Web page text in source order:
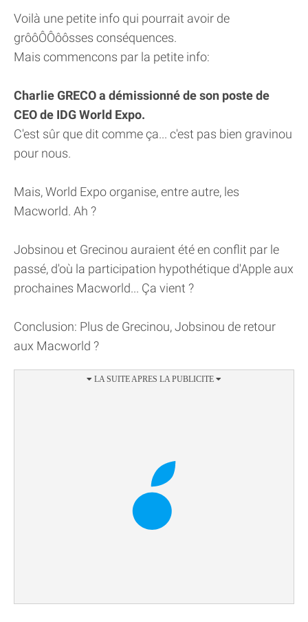
Voilà une petite info qui pourrait avoir de
grôôÔÔôôsses conséquences.
Mais commencons par la petite info:
Charlie GRECO a démissionné de son poste de
CEO de IDG World Expo.
C'est sûr que dit comme ça... c'est pas bien gravinou
pour nous.
Mais, World Expo organise, entre autre, les
Macworld. Ah ?
Jobsinou et Grecinou auraient été en conflit par le
passé, d'où la participation hypothétique d'Apple aux
prochaines Macworld... Ça vient ?
Conclusion: Plus de Grecinou, Jobsinou de retour
aux Macworld ?